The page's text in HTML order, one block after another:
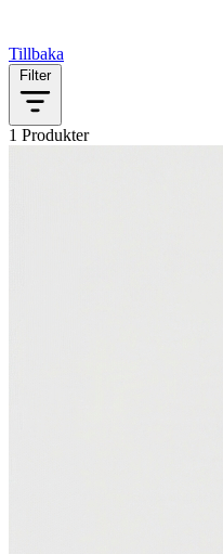
Tillbaka
Filter
1 Produkter